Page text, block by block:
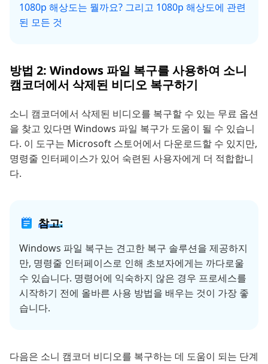
1080p 해상도는 뭘까요? 그리고 1080p 해상도에 관련
된 모든 것
방법 2: Windows 파일 복구를 사용하여 소니
캠코더에서 삭제된 비디오 복구하기
소니 캠코더에서 삭제된 비디오를 복구할 수 있는 무료 옵션
을 찾고 있다면 Windows 파일 복구가 도움이 될 수 있습니
다. 이 도구는 Microsoft 스토어에서 다운로드할 수 있지만,
명령줄 인터페이스가 있어 숙련된 사용자에게 더 적합합니
다.
참고:
Windows 파일 복구는 견고한 복구 솔루션을 제공하지
만, 명령줄 인터페이스로 인해 초보자에게는 까다로울
수 있습니다. 명령어에 익숙하지 않은 경우 프로세스를
시작하기 전에 올바른 사용 방법을 배우는 것이 가장 좋
습니다.
다음은 소니 캠코더 비디오를 복구하는 데 도움이 되는 단계